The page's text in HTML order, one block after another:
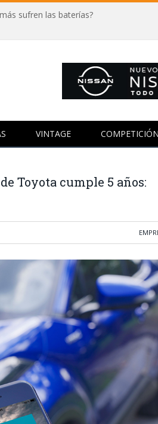
sufren las baterías?
VINTAGE COMPETICIÓN
Toyota cumple 5 años: